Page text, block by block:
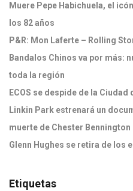
Muere Pepe Habichuela, el
los 82 años
P&R: Mon Laferte – Rolling
Bandalos Chinos va por más:
toda la región
ECOS se despide de la Ciudad
Linkin Park estrenará un
muerte de Chester Bennington
Glenn Hughes se retira de los
Etiquetas